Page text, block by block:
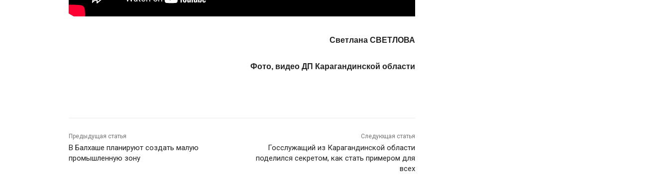
Светлана СВЕТЛОВА
Фото, видео ДП Карагандинской области
Предыдущая статья
В Балхаше планируют создать малую
промышленную зону
Следующая статья
Госслужащий из Карагандинской области
поделился секретом, как стать примером для
всех